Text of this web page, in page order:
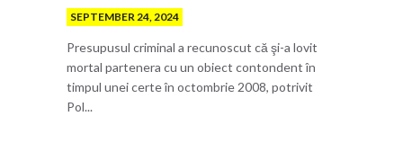
SEPTEMBER 24, 2024
Presupusul criminal a recunoscut că şi-a lovit
mortal partenera cu un obiect contondent în
timpul unei certe în octombrie 2008, potrivit
Pol...